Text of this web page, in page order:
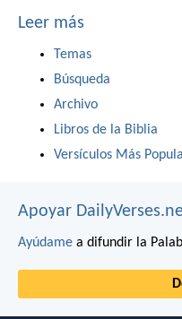
Leer más
Temas
Búsqueda
Archivo
Libros de la Biblia
Versículos Más
Apoyar
Ayúdame a difundir la